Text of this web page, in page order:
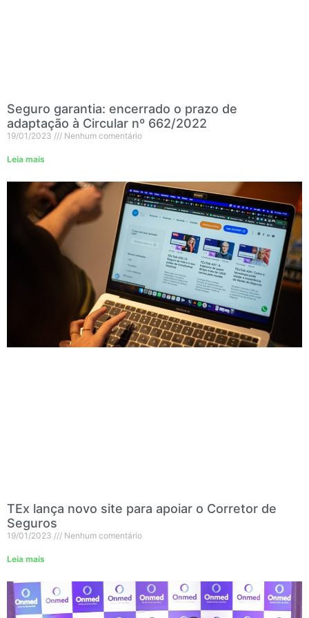
Seguro garantia: encerrado o prazo de
adaptação à Circular nº 662/2022
19/01/2023 Nenhum comentário
Leia mais
TEx lança novo site para apoiar o Corretor de
Seguros
19/01/2023 Nenhum comentário
Leia mais